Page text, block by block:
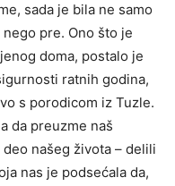
sada je bila ne samo
pre. Ono što je
doma, postalo je
ratnih godina,
s porodicom iz Tuzle.
da preuzme naš
našeg života – delili
nas je podsećala da,